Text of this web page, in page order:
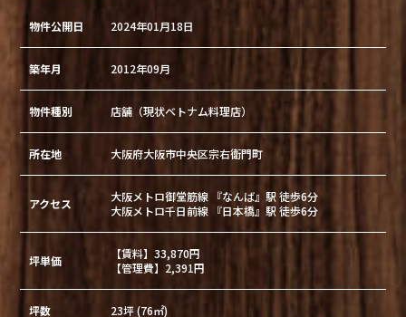
物件公開日 2024年01月18日
築年月 2012年09月
物件種別 店舗（現状ベトナム料理店）
所在地 大阪府大阪市中央区宗右衛門町
アクセス
大阪メトロ御堂筋線 『なんば』駅 徒歩6分
大阪メトロ千日前線 『日本橋』駅 徒歩6分
坪単価
【賃料】33,870円
【管理費】2,391円
坪数 23坪 (76㎡)